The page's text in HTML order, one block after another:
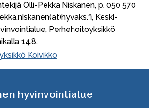
Olli-Pekka Niskanen, p. 050 570
Keski-
Perhehoitoyksikkö
14.8.
Koivikko
hyvinvointialue